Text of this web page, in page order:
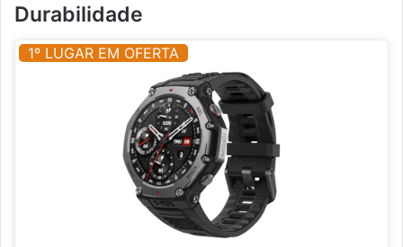
Durabilidade
1º LUGAR EM OFERTA